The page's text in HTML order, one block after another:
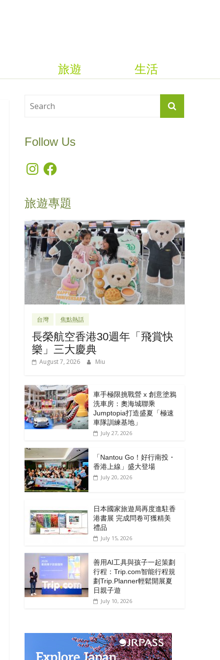
生活
旅遊
Follow Us
InstagramFacebook
旅遊專題
台灣 焦點熱話
長榮航空香港30週年「飛賞快
樂」三大慶典
August 7, 2026 Miu
車手極限挑戰營 x 創意塗鴉
洗車房：奧海城聯乘
Jumptopia打造盛夏「極速
車隊訓練基地」
July 27, 2026
「Nantou Go！好行南投・
香港上線」盛大登場
July 20, 2026
日本國家旅遊局再度進駐香
港書展 完成問卷可獲精美
禮品
July 15, 2026
善用AI工具與孩子一起策劃
行程：Trip.com智能行程規
劃Trip.Planner輕鬆開展夏
日親子遊
July 10, 2026